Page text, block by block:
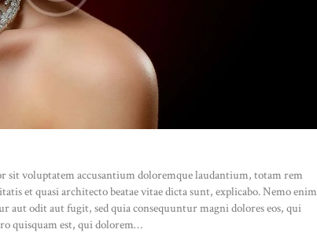
sit voluptatem accusantium doloremque laudantium, totam rem
et quasi architecto beatae vitae dicta sunt, explicabo. Nemo enim
aut odit aut fugit, sed quia consequuntur magni dolores eos, qui
quisquam est, qui dolorem…